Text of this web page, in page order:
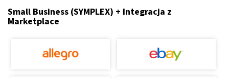
Small Business (SYMPLEX) + Integracja z
Marketplace